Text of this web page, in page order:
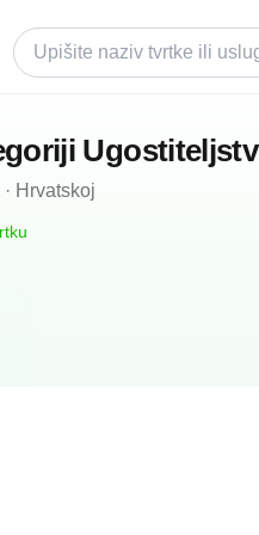
· Hrvatskoj